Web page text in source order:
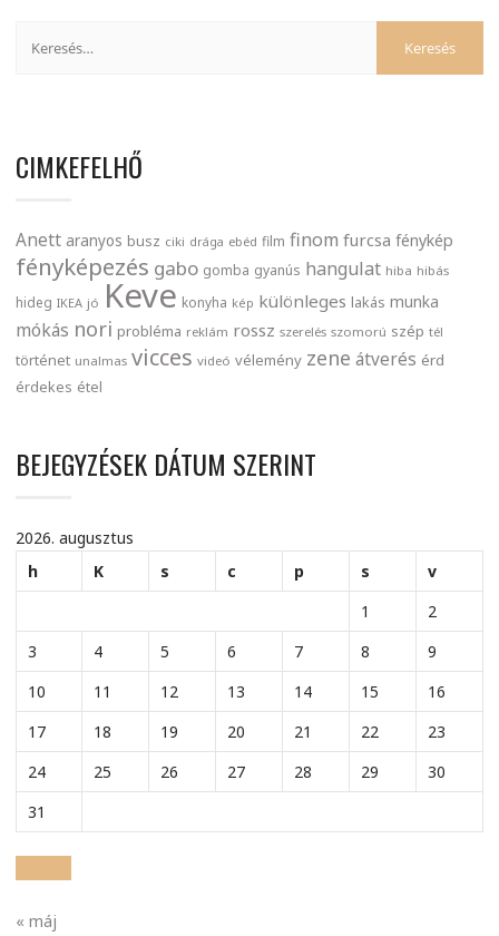
CIMKEFELHŐ
Anett aranyos busz ciki drága ebéd film finom furcsa fénykép
fényképezés gabo gomba gyanús hangulat hiba hibás
hideg IKEA jó Keve konyha kép különleges lakás munka
mókás nori probléma reklám rossz szerelés szomorú szép tél
történet unalmas vicces videó vélemény zene átverés érd
érdekes étel
BEJEGYZÉSEK DÁTUM SZERINT
2026. augusztus
h
K s c p s
v
1
2
3
4 5 6 7 8
9
10
11 12 13 14 15
16
17
18 19 20 21 22
23
24
25 26 27 28 29
30
31
« máj